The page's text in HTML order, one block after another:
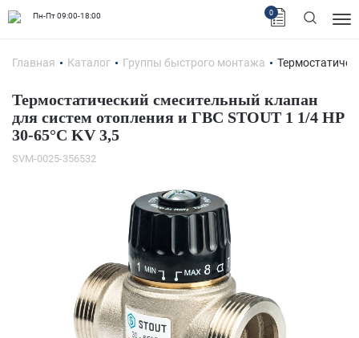
Пн-Пт 09:00-18:00 0
Главная Каталог Группы быстрого монтажа
Термостатический смесительный клапан
для систем отопления и ГВС STOUT 1 1/4 НР
30-65°С KV 3,5
SVM-0025-356532